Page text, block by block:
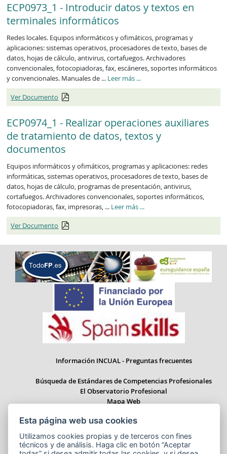
ECP0973_1 - Introducir datos y textos en
terminales informáticos
Redes locales. Equipos informáticos y ofimáticos, programas y
aplicaciones: sistemas operativos, procesadores de texto, bases de
datos, hojas de cálculo, antivirus, cortafuegos. Archivadores
convencionales, fotocopiadoras, fax, escáneres, soportes informáticos
y convencionales. Manuales de ... Leer más ...
Ver Documento
ECP0974_1 - Realizar operaciones auxiliares
de tratamiento de datos, textos y
documentos
Equipos informáticos y ofimáticos, programas y aplicaciones: redes
informáticas, sistemas operativos, procesadores de texto, bases de
datos, hojas de cálculo, programas de presentación, antivirus,
cortafuegos. Archivadores convencionales, soportes informáticos,
fotocopiadoras, fax, impresoras, ... Leer más ...
Ver Documento
Información INCUAL - Preguntas frecuentes
Búsqueda de Estándares de Competencias Profesionales
El Observatorio Profesional
Mapa Web
Paseo del Prado 28, 1ª Planta - 28014 Madrid
Esta página web usa cookies
Utilizamos cookies propias y de terceros con fines
técnicos y de análisis. Haga clic en botón “Aceptar